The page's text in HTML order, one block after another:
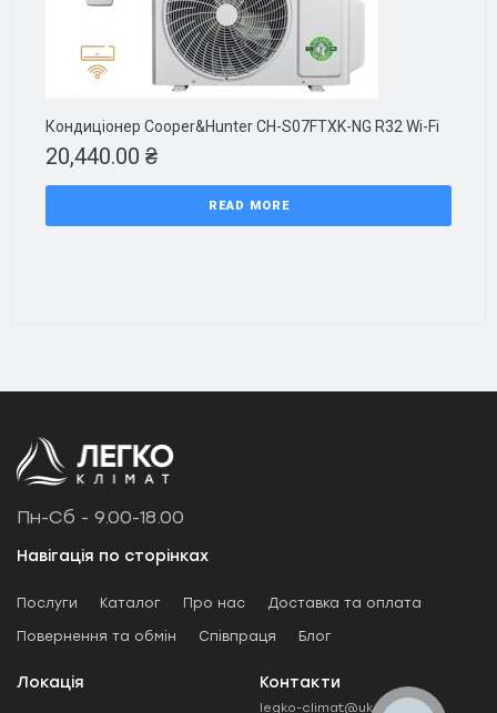
Кондиціонер Cooper&Hunter CH-S07FTXK-NG R32 Wi-Fi
20,440.00 ₴
READ MORE
Пн-Сб - 9.00-18.00
Навігація по сторінках
Послуги Каталог Про нас Доставка та оплата
Повернення та обмін Співпраця Блог
Локація Контакти
legko-climat@ukr.net